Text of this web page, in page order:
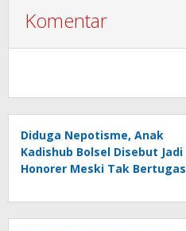
Komentar
Diduga Nepotisme, Anak
Kadishub Bolsel Disebut Jadi
Honorer Meski Tak Bertugas